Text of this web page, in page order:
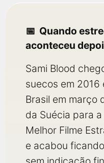
Quando
aconteceu
Sami Blood
suecos em
Brasil em março
da Suécia para
Melhor Filme
e acabou